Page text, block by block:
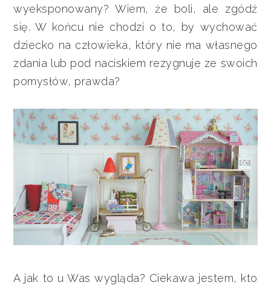
wyeksponowany? Wiem, że boli, ale zgódź
się. W końcu nie chodzi o to, by wychować
dziecko na człowieka, który nie ma własnego
zdania lub pod naciskiem rezygnuje ze swoich
pomysłów, prawda?
A jak to u Was wygląda? Ciekawa jestem, kto